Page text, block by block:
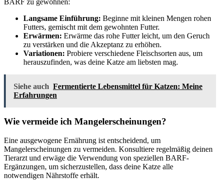
Langsame Einführung: Beginne mit kleinen Mengen rohen
Futters, gemischt mit dem gewohnten Futter.
Erwärmen: Erwärme das rohe Futter leicht, um den Geruch
zu verstärken und die Akzeptanz zu erhöhen.
Variationen: Probiere verschiedene Fleischsorten aus, um
herauszufinden, was deine Katze am liebsten mag.
Siehe auch Fermentierte Lebensmittel für Katzen: Meine
Erfahrungen
Wie vermeide ich Mangelerscheinungen?
Eine ausgewogene Ernährung ist entscheidend, um
Mangelerscheinungen zu vermeiden. Konsultiere regelmäßig deinen
Tierarzt und erwäge die Verwendung von speziellen BARF-
Ergänzungen, um sicherzustellen, dass deine Katze alle
notwendigen Nährstoffe erhält.